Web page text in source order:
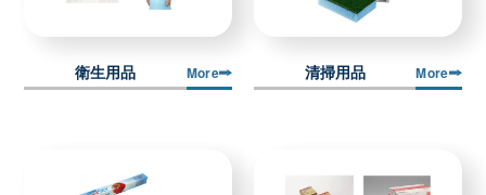
衛生用品 More 清掃用品 More